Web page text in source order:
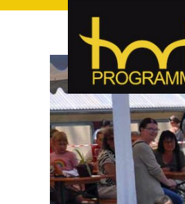
hof-
hof-programm – das